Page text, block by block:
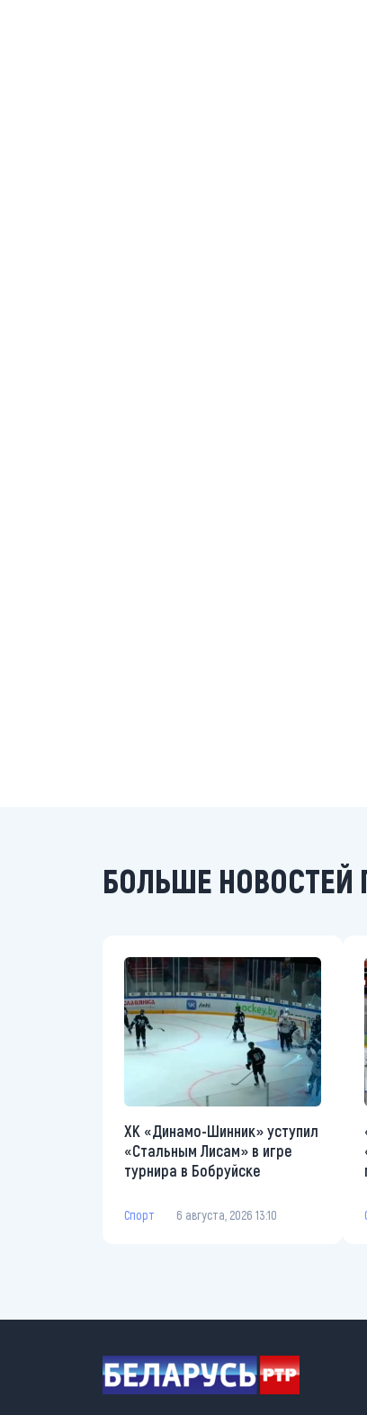
БОЛЬШЕ НОВОСТЕЙ
ХК «Динамо-Шинник» уступил
«Стальным Лисам» в игре
турнира в Бобруйске
Спорт 6 августа, 2026 13:10